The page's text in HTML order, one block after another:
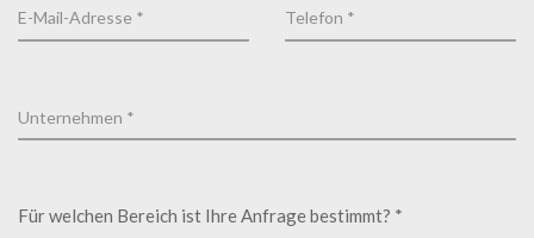
Für welchen Bereich ist Ihre Anfrage bestimmt? *